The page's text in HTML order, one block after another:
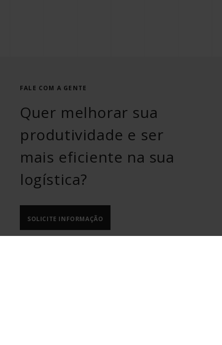
FALE COM A GENTE
Quer melhorar sua
produtividade e ser
mais eficiente na sua
logística?
SOLICITE INFORMAÇÃO